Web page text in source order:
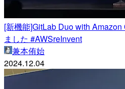
[新機能]GitLab Duo with
ました #AWSreInvent
兼本侑始
2024.12.04